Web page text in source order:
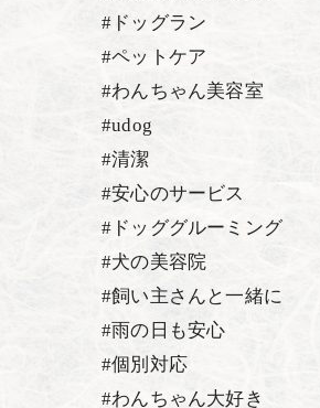
#ドッグラン
#ペットケア
#わんちゃん美容室
#udog
#清潔
#安心のサービス
#ドッググルーミング
#犬の美容院
#飼い主さんと一緒に
#雨の日も安心
#個別対応
#わんちゃん大好き